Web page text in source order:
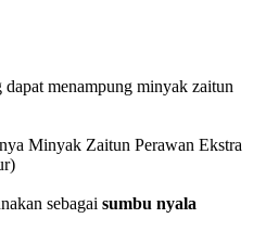
dapat menampung minyak zaitun
Minyak Zaitun Perawan Ekstra
sebagai sumbu nyala